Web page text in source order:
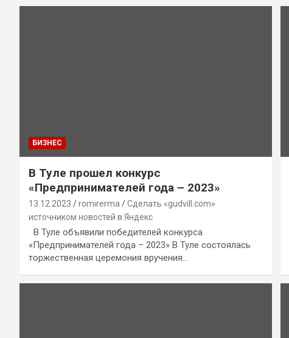
БИЗНЕС
В Туле прошел конкурс
«Предпринимателей года – 2023»
13.12.2023 romirerma
Сделать «gudvill.com»
источником новостей в Яндекс
В Туле объявили победителей конкурса
«Предпринимателей года – 2023» В Туле состоялась
торжественная церемония вручения…